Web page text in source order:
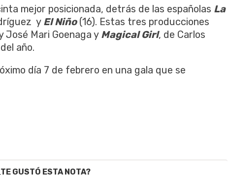
mejor posicionada, detrás de las españolas La
y El Niño(16). Estas tres producciones
José Mari Goenaga y Magical Girl, de Carlos
año.
día 7 de febrero en una gala que se
GUSTÓ ESTA NOTA?